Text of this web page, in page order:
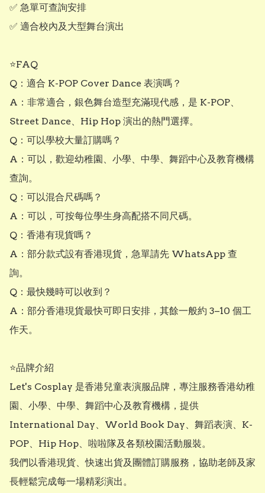
✅ 急單可查詢安排
✅ 適合校內及大型舞台演出
⭐FAQ
Q：適合 K-POP Cover Dance 表演嗎？
A：非常適合，銀色舞台造型充滿現代感，是 K-POP、
Street Dance、Hip Hop 演出的熱門選擇。
Q：可以學校大量訂購嗎？
A：可以，歡迎幼稚園、小學、中學、舞蹈中心及教育機構
查詢。
Q：可以混合尺碼嗎？
A：可以，可按每位學生身高配搭不同尺碼。
Q：香港有現貨嗎？
A：部分款式設有香港現貨，急單請先 WhatsApp 查
詢。
Q：最快幾時可以收到？
A：部分香港現貨最快可即日安排，其餘一般約 3–10 個工
作天。
⭐品牌介紹
Let's Cosplay 是香港兒童表演服品牌，專注服務香港幼稚
園、小學、中學、舞蹈中心及教育機構，提供
International Day、World Book Day、舞蹈表演、K-
POP、Hip Hop、啦啦隊及各類校園活動服裝。
我們以香港現貨、快速出貨及團體訂購服務，協助老師及家
長輕鬆完成每一場精彩演出。